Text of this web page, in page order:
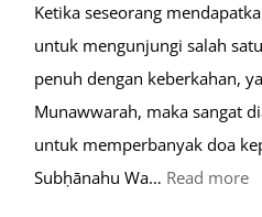
Ketika seseorang
untuk mengunjungi salah
penuh dengan keberkahan,
Munawwarah, maka sangat
untuk memperbanyak doa
Subḥānahu Wa… Read more: